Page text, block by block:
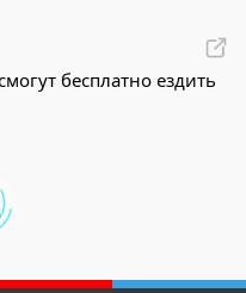
бесплатно ездить